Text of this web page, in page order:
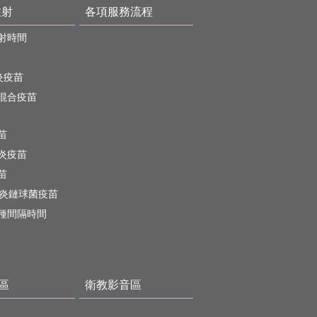
時間
疫苗
合疫苗
疫苗
鏈球菌疫苗
間隔時間
各項服務流程
衛教影音區